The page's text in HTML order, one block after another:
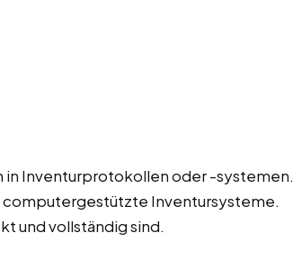
in Inventurprotokollen oder -systemen.
computergestützte Inventursysteme.
und vollständig sind.